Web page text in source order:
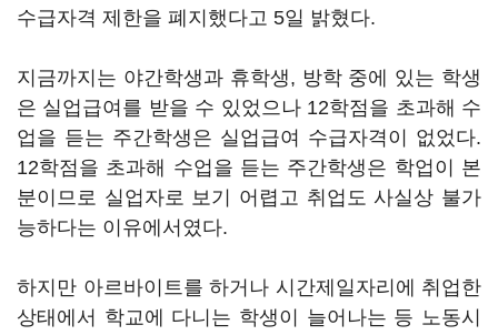
수급자격 제한을 폐지했다고 5일 밝혔다.
지금까지는 야간학생과 휴학생, 방학 중에 있는 학생
은 실업급여를 받을 수 있었으나 12학점을 초과해 수
업을 듣는 주간학생은 실업급여 수급자격이 없었다.
12학점을 초과해 수업을 듣는 주간학생은 학업이 본
분이므로 실업자로 보기 어렵고 취업도 사실상 불가
능하다는 이유에서였다.
하지만 아르바이트를 하거나 시간제일자리에 취업한
상태에서 학교에 다니는 학생이 늘어나는 등 노동시